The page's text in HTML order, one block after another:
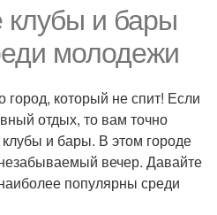
клубы и бары
молодежи
который не спит! Если
отдых, то вам точно
и бары. В этом городе
вечер. Давайте
популярны среди